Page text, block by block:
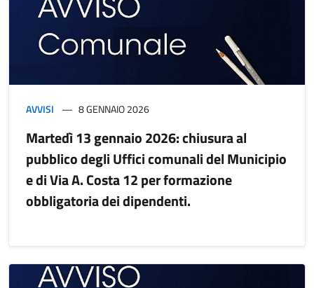
AVVISI 8 GENNAIO 2026
Martedì 13 gennaio 2026: chiusura al
pubblico degli Uffici comunali del Municipio
e di Via A. Costa 12 per formazione
obbligatoria dei dipendenti.